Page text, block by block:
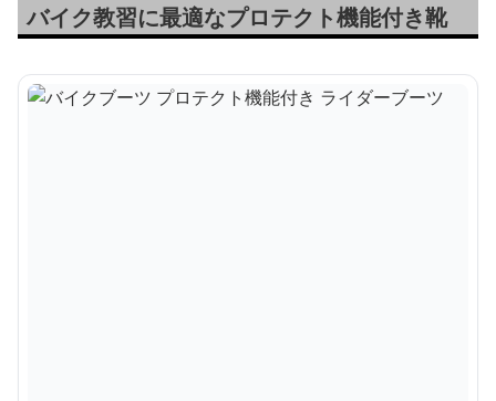
バイク教習に最適なプロテクト機能付き靴